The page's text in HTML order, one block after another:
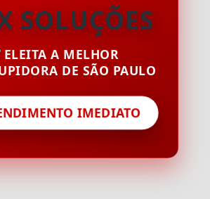
SOLUÇÕES
ELEITA A MELHOR
DE SÃO PAULO
IMEDIATO